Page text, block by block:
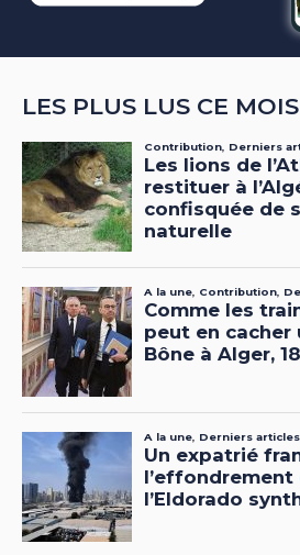
LES PLUS LUS CE MOIS